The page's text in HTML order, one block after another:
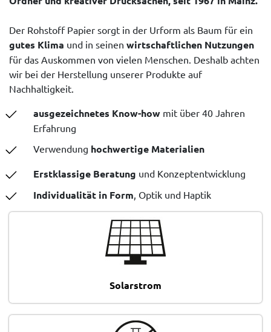
Der Rohstoff Papier sorgt in der Urform als Baum für ein
gutes Klima und in seinen wirtschaftlichen Nutzungen
für das Auskommen von vielen Menschen. Deshalb achten
wir bei der Herstellung unserer Produkte auf
Nachhaltigkeit.
ausgezeichnetes Know-how mit über 40 Jahren
Erfahrung
Verwendung hochwertige Materialien
Erstklassige Beratung und Konzeptentwicklung
Individualität in Form, Optik und Haptik
Solarstrom